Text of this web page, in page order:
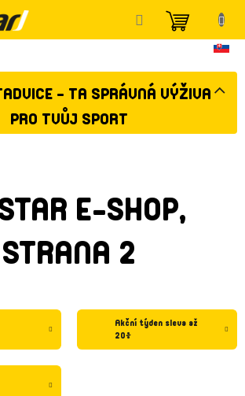
KOŠÍK
- TA SPRÁVNÁ VÝŽIVA
PRO TVŮJ SPORT
E-SHOP,
STRANA 2
Akční týden sleva až
20%